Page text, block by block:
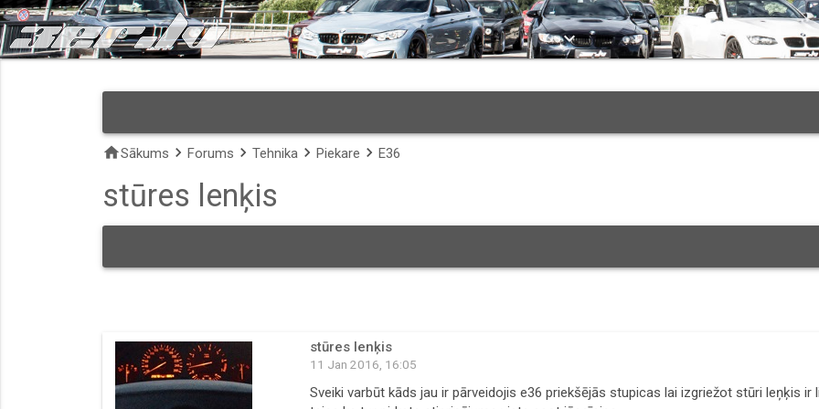
keyboard_arrow_down
homeSākums keyboard_arrow_right Forums keyboard_arrow_right Tehnika keyboard_arrow_right Piekare keyboard_arrow_right E36
stūres lenķis
stūres lenķis
11 Jan 2016, 16:05
Sveiki varbūt kāds jau ir pārveidojis e36 priekšējās stupicas lai izgriežot stūri leņķis ir